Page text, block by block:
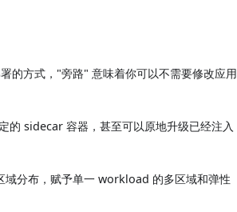
的方式，"旁路" 意味着你可以不需要修改应用
的 sidecar 容器，甚至可以原地升级已经注入
分布，赋予单一 workload 的多区域和弹性